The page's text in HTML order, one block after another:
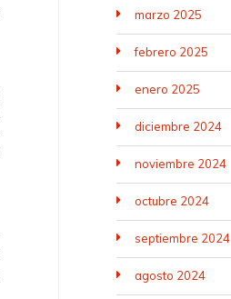
marzo 2025
febrero 2025
enero 2025
diciembre 2024
noviembre 2024
octubre 2024
septiembre 2024
agosto 2024